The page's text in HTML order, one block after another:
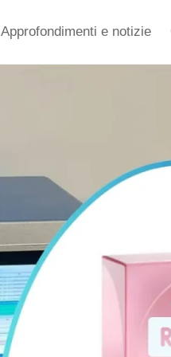
Approfondimenti e notizie